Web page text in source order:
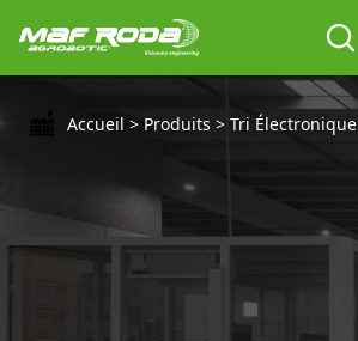
Accueil > Produits > Tri Électronique